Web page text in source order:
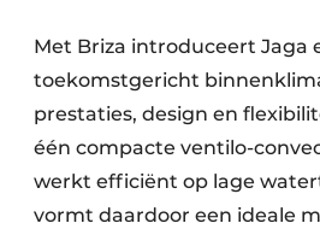
Met Briza introduceert Jaga
toekomstgericht
prestaties, design en
één compacte ventilo-
werkt efficiënt op lage
vormt daardoor een ideale